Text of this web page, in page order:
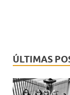
ÚLTIMAS